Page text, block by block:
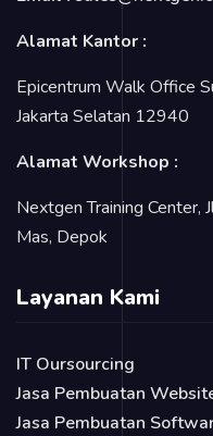
Alamat Kantor :
Epicentrum Walk Office
Jakarta Selatan 12940
Alamat Workshop :
Nextgen Training Center,
Mas, Depok
Layanan Kami
IT Oursourcing
Jasa Pembuatan
Jasa Pembuatan